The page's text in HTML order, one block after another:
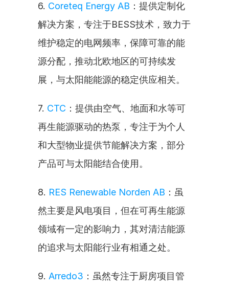
6. Coreteq Energy AB ：提供定制化
解决方案，专注于BESS技术，致力于
维护稳定的电网频率，保障可靠的能
源分配，推动北欧地区的可持续发
展，与太阳能能源的稳定供应相关。
7. CTC ：提供由空气、地面和水等可
再生能源驱动的热泵，专注于为个人
和大型物业提供节能解决方案，部分
产品可与太阳能结合使用。
8. RES Renewable Norden AB ：虽
然主要是风电项目，但在可再生能源
领域有一定的影响力，其对清洁能源
的追求与太阳能行业有相通之处。
9. Arredo3 ：虽然专注于厨房项目管